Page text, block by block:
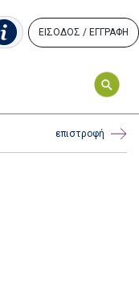
ΕΙΣΟΔΟΣ / ΕΓΓΡΑΦΗ
επιστροφή